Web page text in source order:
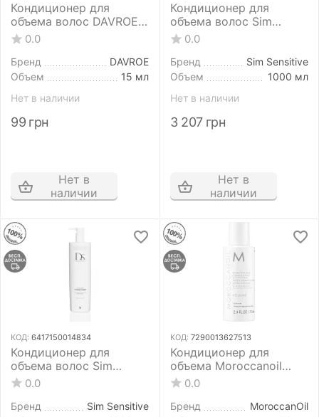
Кондиционер для
объема волос DAVROE
Volume Amplifying
Conditioner 15 мл
0.0
Бренд
DAVROE
Объем
15 мл
Нет в наличии
99 грн
Нет в
наличии
Кондиционер для
объема волос Sim
Sensitive Forme
Essentials Volume
Conditioner 1000 мл
0.0
Бренд
Sim Sensitive
Объем
1000 мл
Нет в наличии
3 207 грн
Нет в
наличии
КОД: 6417150014834
Кондиционер для
объема волос Sim
Sensitive DS Volume
Conditioner 1000 мл
0.0
Бренд
Sim Sensitive
КОД: 7290013627513
Кондиционер для
объема Moroccanoil
Extra Volume
Conditioner 70 мл
0.0
Бренд
MoroccanOil